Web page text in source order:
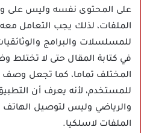
على المحتوى نفسه وليس
الملفات، لذلك يجب التعامل
للمسلسلات والبرامج
المختلف تماما، كما تجعل وصف
للمستخدم، لأنه يعرف أن
والرياضي وليس لتوصيل الهاتف
الملفات لاسلكيا.